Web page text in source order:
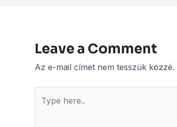
Leave a Comment
Az e-mail címet nem tesszük közzé.
here..